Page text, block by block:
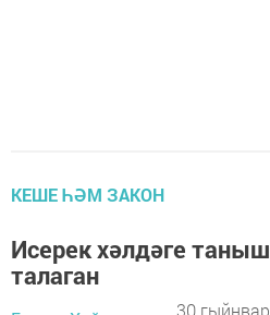
КЕШЕ ҺӘМ ЗАКОН
Исерек хәлдәге
талаган
30